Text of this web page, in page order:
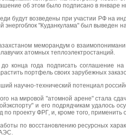
об этом было подписано в январе
будут возведены при участии РФ на
"Куданкулама" был выведен
меморандум о
атомных теплоэлектростанций.
конца года подписать соглашение
портфель своих зарубежных
научно-технический потенциал
на мировой "атомной арене" стала
и его подрядчикам удалось
по проекту ФРГ, и, кроме того,
по восстановлению ресурсных
АЭС.